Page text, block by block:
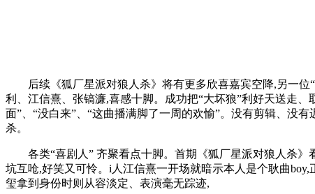
后续《狐厂星派对狼人杀》将有更多欣喜嘉宾空降,另一位“
利、江信熹、张镐濂,喜感十脚。成功把“大坏狼”利好天送走
面”、“没白来”、“这曲播满脚了一周的欢愉”。没有剪辑、没
杀。
各类“喜剧人” 齐聚看点十脚。首期《狐厂星派对狼人杀》
坑互呛,好笑又可怜。i人江信熹一开场就暗示本人是个耿曲
玺拿到身份时则从容淡定、表演毫无踪迹,